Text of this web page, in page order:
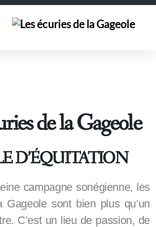
de la Gageole
D’ÉQUITATION
campagne sonégienne, les
Gageole sont bien plus qu’un
C’est un lieu de passion, de